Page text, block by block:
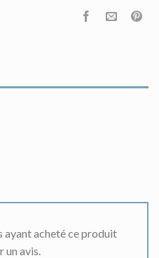
ayant acheté ce produit
un avis.